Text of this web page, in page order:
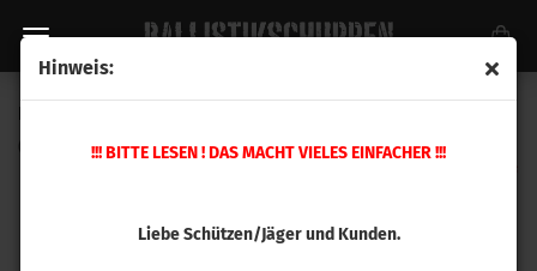
Hinweis:
!!! BITTE LESEN ! DAS MACHT VIELES EINFACHER !!!
Liebe Schützen/Jäger und Kunden.
390955)